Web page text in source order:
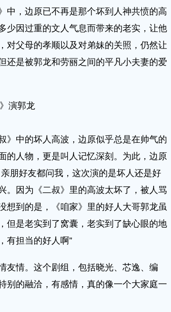
中，边原已不再是那个坏到人神共愤的高
少因过重的文人气息而带来的老实，让他
对父母的孝顺以及对弟妹的关照，仍然让
还是被郭龙和劳丽之间的平凡小夫妻的爱
演郭龙
中的坏人高波，边原似乎总是在帅气的
的人物，更是叫人记忆深刻。为此，边原
朋好友都问我，这次演的是坏人还是好
。因为《二叔》里的高波太坏了，被人骂
想到的是，《咱家》里的好人大哥郭龙虽
但是老实到了窝囊，老实到了缺心眼的地
有担当的好人啊”
情。这个剧组，包括晓光、芯逸、编
的融洽，有感情，真的像一个大家庭一